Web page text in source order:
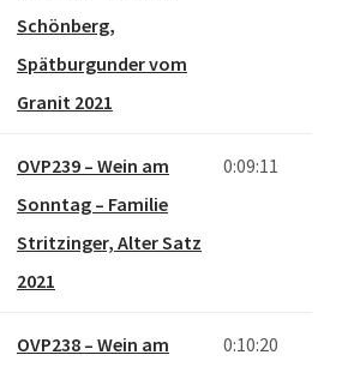
Schönberg,
Spätburgunder vom
Granit 2021
OVP239 – Wein am
Sonntag – Familie
Stritzinger, Alter Satz
2021
0:09:11
OVP238 – Wein am
0:10:20